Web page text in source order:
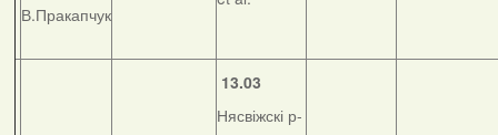
В.Пракапчук
13.03
Нясвіжскі р-